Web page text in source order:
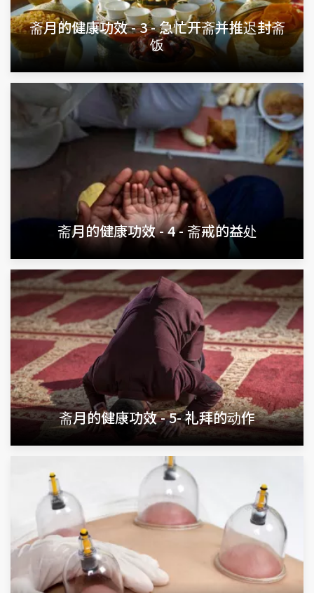
斋月的健康功效 - 3 - 急忙开斋并推迟封斋
饭
斋月的健康功效 - 4 - 斋戒的益处
斋月的健康功效 - 5- 礼拜的动作